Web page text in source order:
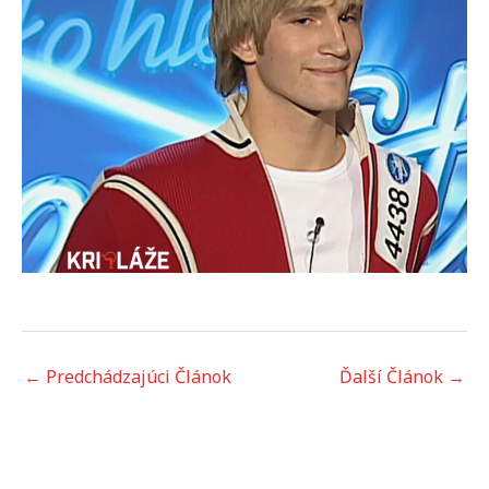
← Predchádzajúci Článok Ďalší Článok →